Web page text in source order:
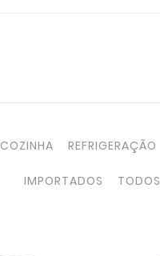
COZINHA REFRIGERAÇÃO
IMPORTADOS TODOS